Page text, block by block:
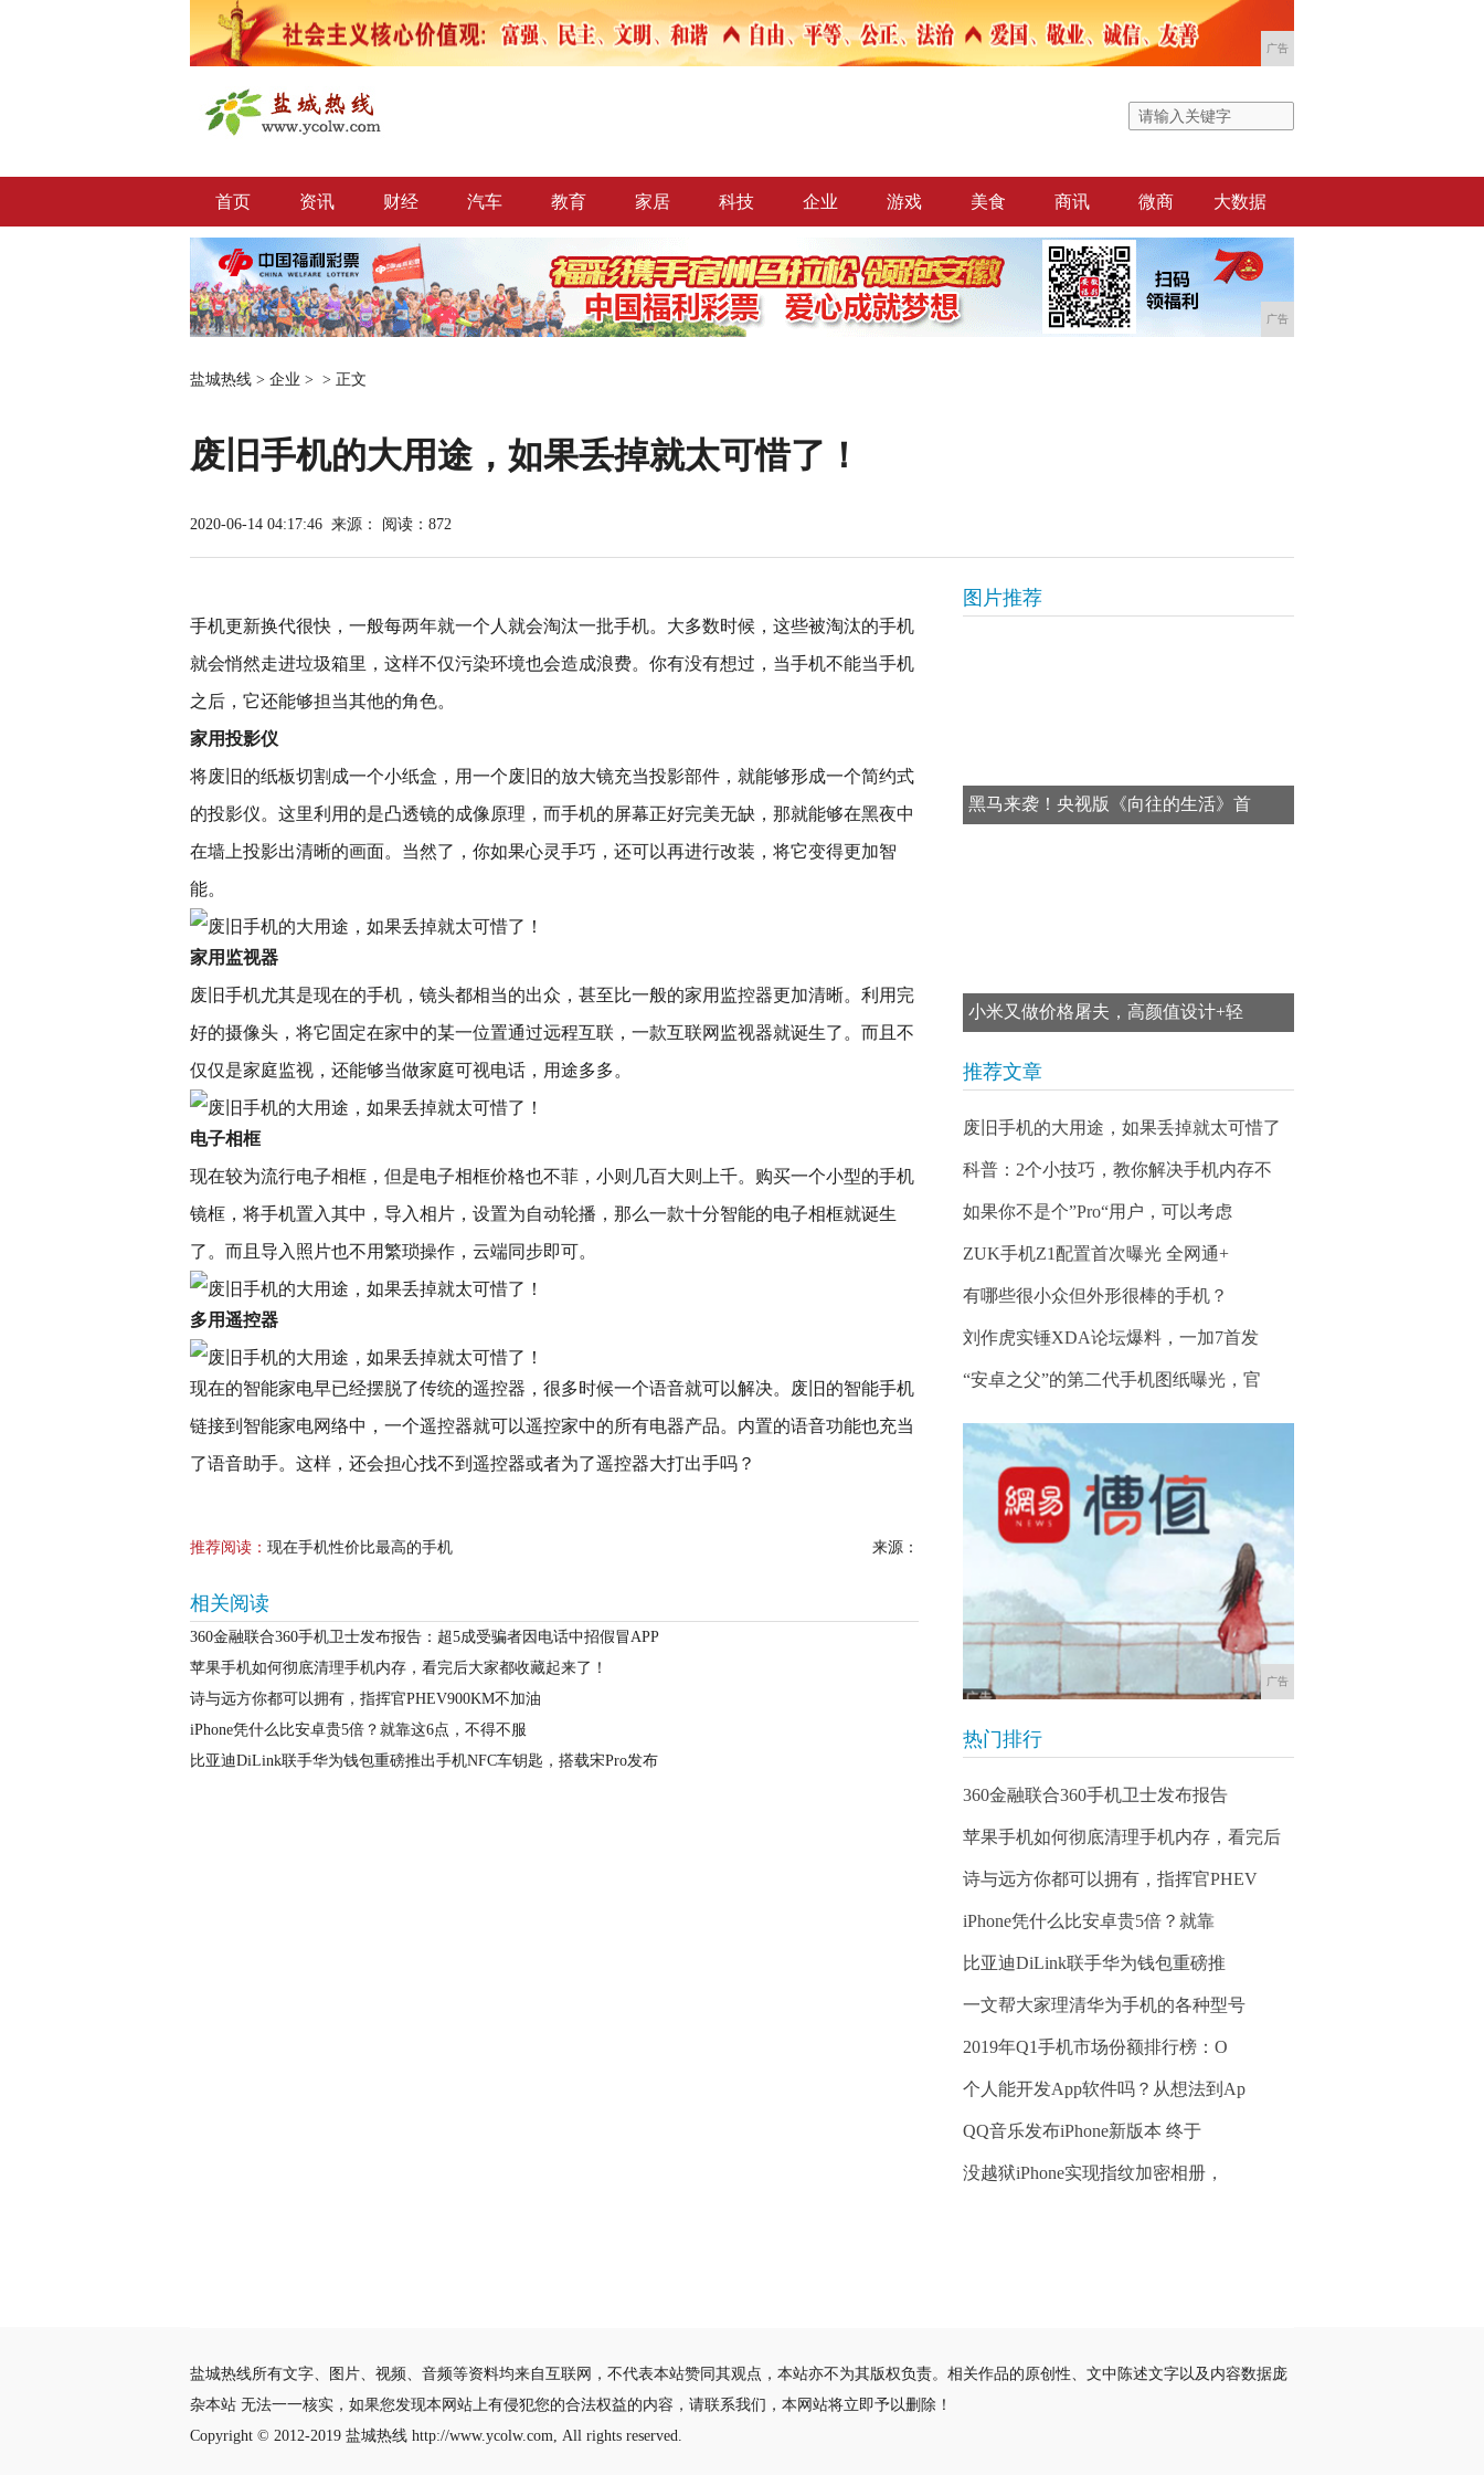
广告
首页 资讯 财经 汽车 教育 家居 科技 企业 游戏 美食 商讯 微商 大数据
广告
盐城热线 > 企业 > > 正文
废旧手机的大用途，如果丢掉就太可惜了！
2020-06-14 04:17:46 来源： 阅读：872
手机更新换代很快，一般每两年就一个人就会淘汰一批手机。大多数时候，这些被淘汰的手机
就会悄然走进垃圾箱里，这样不仅污染环境也会造成浪费。你有没有想过，当手机不能当手机
之后，它还能够担当其他的角色。
家用投影仪
将废旧的纸板切割成一个小纸盒，用一个废旧的放大镜充当投影部件，就能够形成一个简约式
的投影仪。这里利用的是凸透镜的成像原理，而手机的屏幕正好完美无缺，那就能够在黑夜中
在墙上投影出清晰的画面。当然了，你如果心灵手巧，还可以再进行改装，将它变得更加智
能。
家用监视器
废旧手机尤其是现在的手机，镜头都相当的出众，甚至比一般的家用监控器更加清晰。利用完
好的摄像头，将它固定在家中的某一位置通过远程互联，一款互联网监视器就诞生了。而且不
仅仅是家庭监视，还能够当做家庭可视电话，用途多多。
电子相框
现在较为流行电子相框，但是电子相框价格也不菲，小则几百大则上千。购买一个小型的手机
镜框，将手机置入其中，导入相片，设置为自动轮播，那么一款十分智能的电子相框就诞生
了。而且导入照片也不用繁琐操作，云端同步即可。
多用遥控器
现在的智能家电早已经摆脱了传统的遥控器，很多时候一个语音就可以解决。废旧的智能手机
链接到智能家电网络中，一个遥控器就可以遥控家中的所有电器产品。内置的语音功能也充当
了语音助手。这样，还会担心找不到遥控器或者为了遥控器大打出手吗？
推荐阅读： 现在手机性价比最高的手机 来源：
相关阅读
360金融联合360手机卫士发布报告：超5成受骗者因电话中招假冒APP
苹果手机如何彻底清理手机内存，看完后大家都收藏起来了！
诗与远方你都可以拥有，指挥官PHEV900KM不加油
iPhone凭什么比安卓贵5倍？就靠这6点，不得不服
比亚迪DiLink联手华为钱包重磅推出手机NFC车钥匙，搭载宋Pro发布
图片推荐
黑马来袭！央视版《向往的生活》首
小米又做价格屠夫，高颜值设计+轻
推荐文章
废旧手机的大用途，如果丢掉就太可惜了
科普：2个小技巧，教你解决手机内存不
如果你不是个”Pro“用户，可以考虑
ZUK手机Z1配置首次曝光 全网通+
有哪些很小众但外形很棒的手机？
刘作虎实锤XDA论坛爆料，一加7首发
“安卓之父”的第二代手机图纸曝光，官
广告
热门排行
360金融联合360手机卫士发布报告
苹果手机如何彻底清理手机内存，看完后
诗与远方你都可以拥有，指挥官PHEV
iPhone凭什么比安卓贵5倍？就靠
比亚迪DiLink联手华为钱包重磅推
一文帮大家理清华为手机的各种型号
2019年Q1手机市场份额排行榜：O
个人能开发App软件吗？从想法到Ap
QQ音乐发布iPhone新版本 终于
没越狱iPhone实现指纹加密相册，
盐城热线所有文字、图片、视频、音频等资料均来自互联网，不代表本站赞同其观点，本站亦不为其版权负责。相关作品的原创性、文中陈述文字以及内容数据庞
杂本站 无法一一核实，如果您发现本网站上有侵犯您的合法权益的内容，请联系我们，本网站将立即予以删除！
Copyright © 2012-2019 盐城热线 http://www.ycolw.com, All rights reserved.